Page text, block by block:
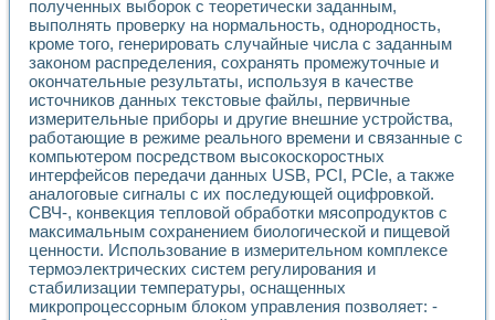
Автоматизация лазерно-плазменных измерений с
Модельно-измерительный комплекс. Назначение. Состав.
Использование технологий NATIONAL INSTRUMENTS
Учебный практикум "Спектральный и корреляционный
Учебный стенд для исследования принципа действия
Оборудование и программное обеспечение учебных
Виртуальный лабораторный практикум для изучения
Управление роботом ТУР-10 средствами LabVIEW
Аппаратно-программный комплекс для исследования
Автоматизированный дистанционный лабораторный
Исследование возможности реставрации одномерных
Использование технологий NATIONAL INSTRUMENTS в
Разработка модификаций алгоритма полигармонической
Учебный стенд для исследования принципа действия
Виртуальная система поддержки принимаемых решений в
полученных выборок с теоретически заданным,
выполнять проверку на нормальность, однородность,
кроме того, генерировать случайные числа с заданным
законом распределения, сохранять промежуточные и
окончательные результаты, используя в качестве
источников данных текстовые файлы, первичные
измерительные приборы и другие внешние устройства,
работающие в режиме реального времени и связанные с
компьютером посредством высокоскоростных
интерфейсов передачи данных USB, PCI, PCIe, а также
аналоговые сигналы с их последующей оцифровкой.
СВЧ-, конвекция тепловой обработки мясопродуктов с
максимальным сохранением биологической и пищевой
ценности. Использование в измерительном комплексе
термоэлектрических систем регулирования и
стабилизации температуры, оснащенных
микропроцессорным блоком управления позволяет: -